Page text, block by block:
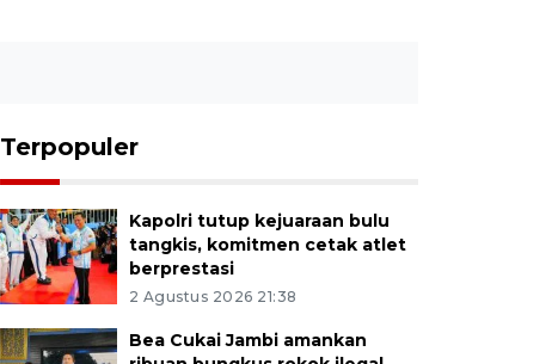
Terpopuler
Kapolri tutup kejuaraan bulu
tangkis, komitmen cetak atlet
berprestasi
2 Agustus 2026 21:38
Bea Cukai Jambi amankan